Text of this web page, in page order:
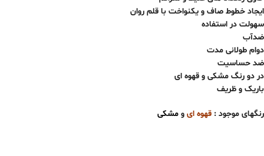
ایجاد خطوط صاف و یکنواخت با قلم روان
سهولت در استفاده
ضدآب
دوام طولانی مدت
ضد حساسیت
در دو رنگ مشکی و قهوه ای
باریک و ظریف
رنگهای موجود : قهوه ای و مشکی